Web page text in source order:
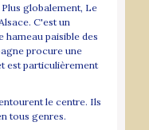
globalement, Le
C'est un
hameau paisible des
procure une
est particulièrement
le centre. Ils
tous genres.